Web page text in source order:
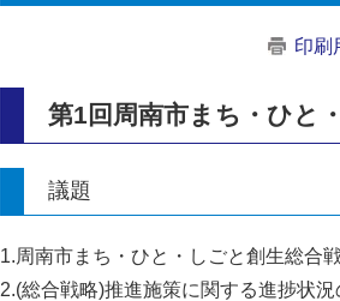
印刷
第1回周南市まち・ひと
議題
1.周南市まち・ひと・しごと創生総合
2.(総合戦略)推進施策に関する進捗状